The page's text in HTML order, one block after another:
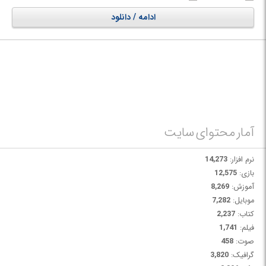
این نرم افزار در گذشته توسط شرکت CDAdapco تولید و پشتیبانی می‌شد، با
خرید این شرکت توسط Siemens اکنون این نرم افزار مشهور توسط شرکت
ادامه / دانلود
آمار محتوای سایت
نرم افزار: 14,273
بازی: 12,575
آموزش: 8,269
موبایل: 7,282
کتاب: 2,237
فیلم: 1,741
صوت: 458
گرافیک: 3,820